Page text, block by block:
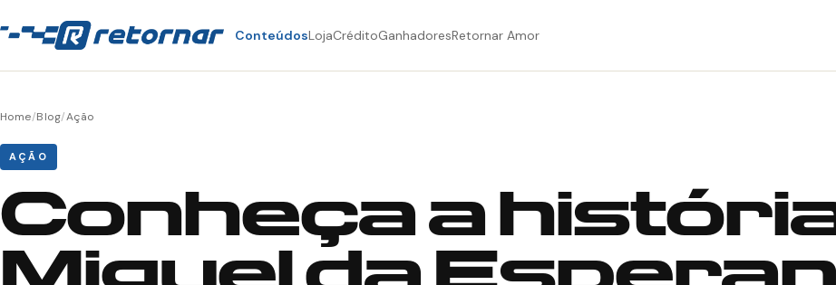
ConteúdosLojaCréditoGanhadoresRetornar Amor
Home/Blog/Ação
AÇÃO
Conheça a